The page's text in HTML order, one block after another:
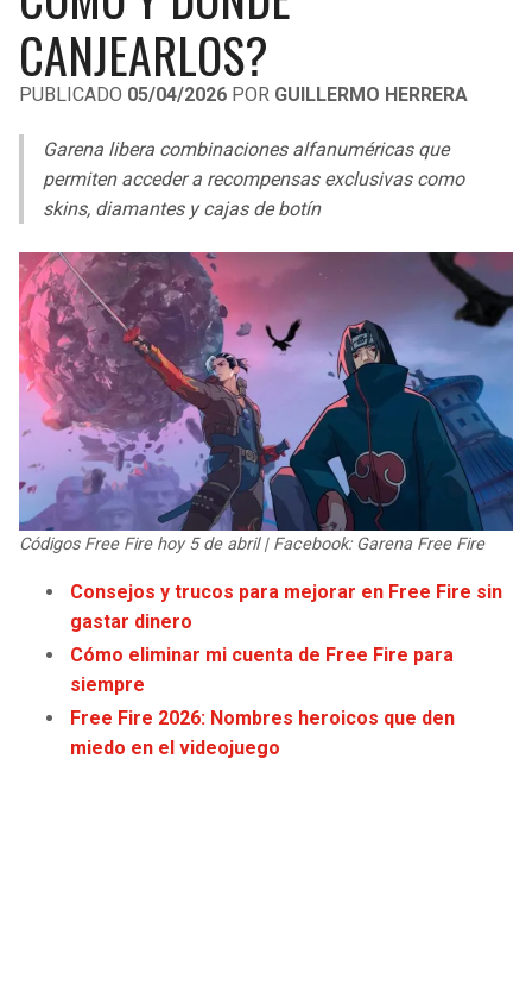
LIGA DE EXPANSIÓN MX
LEAGUES CUP
UEFA EUROPA LEAGUE
UEFA CONFERENCE LEAGUE
COPA LIBERTADORES
COPA SUDAMERICANA
LIGA BETPLAY
OTRAS LIGAS
RAIDERS
RAVENS
BROWNS
STEELERS
TEXANS
COLTS
JAGUARS
TITANS
COWBOYS
GIANTS
CAVALIERS
PACERS
HAWKS
HORNETS
HEAT
MAGIC
WIZARDS
WARRIORS
CLIPPERS
LAKERS
CANJEARLOS?
PUBLICADO 05/04/2026 POR GUILLERMO HERRERA
Garena libera combinaciones alfanuméricas que
permiten acceder a recompensas exclusivas como
skins, diamantes y cajas de botín
Códigos Free Fire hoy 5 de abril | Facebook: Garena Free Fire
Consejos y trucos para mejorar en Free Fire sin
gastar dinero
Cómo eliminar mi cuenta de Free Fire para
siempre
Free Fire 2026: Nombres heroicos que den
miedo en el videojuego